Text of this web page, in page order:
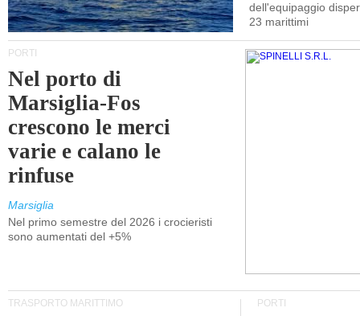
dell'equipaggio
23 marittimi
PORTI
Nel porto di
Marsiglia-Fos
crescono le merci
varie e calano le
rinfuse
Marsiglia
Nel primo semestre del 2026 i crocieristi
sono aumentati del +5%
TRASPORTO MARITTIMO PORTI